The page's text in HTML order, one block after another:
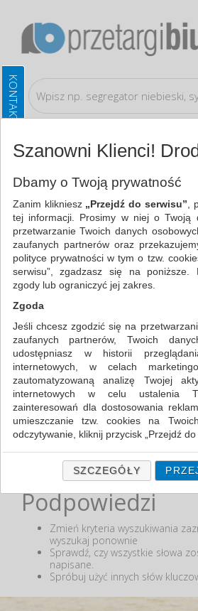
Bezpieczeństwo, higiena, wysyłka
dozowniki
WSZYSTKIE KATEGORIE
NAJCHĘTNIEJ WYBIERANE
FILTRY
Zakres cenowy
MIN:
MAX:
ODZNACZ
Nie odnaleziono produktów wg
lub podana fraza "" nie została
Podpowiedzi
Zmień kryteria wyszukiwania
wyszukaj ponownie
Sprawdź, czy wszystkie słowa
napisane.
Spróbuj użyć innych słów
Szanowni Klienci!
Dbamy o Twoją prywatność
Zanim klikniesz „Przejdź do serwisu” ,
tej informacji. Prosimy w niej o Twoją
przetwarzanie Twoich danych
zaufanych partnerów oraz
polityce prywatności w tym o tzw.
serwisu”, zgadzasz się na poniższe.
zgody lub ograniczyć jej zakres.
Zgoda
Jeśli chcesz zgodzić się na
zaufanych partnerów, Twoich
udostępniasz w historii
internetowych, w celach
zautomatyzowaną analizę Twojej
internetowych w celu ustalenia
zainteresowań dla dostosowania
umieszczanie tzw. cookies na
odczytywanie, kliknij przycisk „Przejdź do
Jeśli nie chcesz wyrazić zgody lub
„Szczegóły”, gdzie znajdziesz wszelkie
zrobić . Te same informacje
naszą polityką prywatności
W przypadku użytkowników
wcześniejsza zgoda której
konta. Każda Państwa zgoda jest
dowolnym momencie wycofać.
Polityka prywatności (rozwiń)
Klauzula Informacyjna (rozwiń)
SZCZEGÓŁY